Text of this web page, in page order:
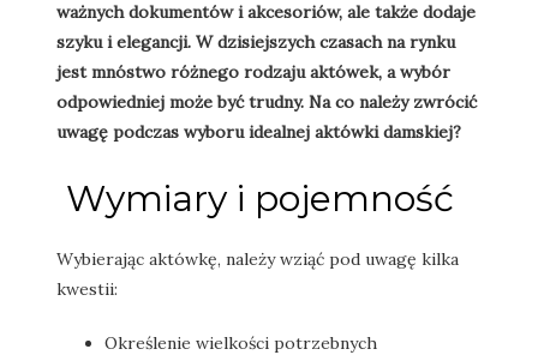
ważnych dokumentów i akcesoriów, ale także dodaje
szyku i elegancji. W dzisiejszych czasach na rynku
jest mnóstwo różnego rodzaju aktówek, a wybór
odpowiedniej może być trudny. Na co należy zwrócić
uwagę podczas wyboru idealnej aktówki damskiej?
Wymiary i pojemność
Wybierając aktówkę, należy wziąć pod uwagę kilka
kwestii:
Określenie wielkości potrzebnych